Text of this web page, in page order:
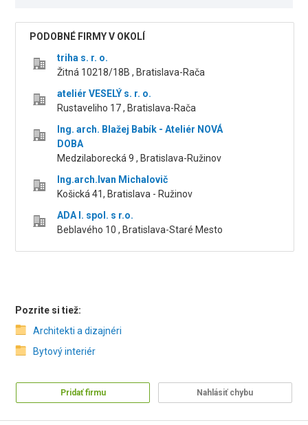
PODOBNÉ FIRMY V OKOLÍ
triha s. r. o.
Žitná 10218/18B , Bratislava-Rača
ateliér VESELÝ s. r. o.
Rustaveliho 17 , Bratislava-Rača
Ing. arch. Blažej Babík - Ateliér NOVÁ
DOBA
Medzilaborecká 9 , Bratislava-Ružinov
Ing.arch.Ivan Michalovič
Košická 41, Bratislava - Ružinov
ADA I. spol. s r.o.
Beblavého 10 , Bratislava-Staré Mesto
Pozrite si tiež:
Architekti a dizajnéri
Bytový interiér
Pridať firmu Nahlásiť chybu